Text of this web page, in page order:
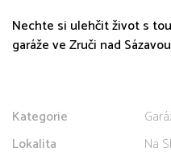
Nechte si ulehčit život s
garáže ve Zruči nad
Kategorie
Lokalita
Na